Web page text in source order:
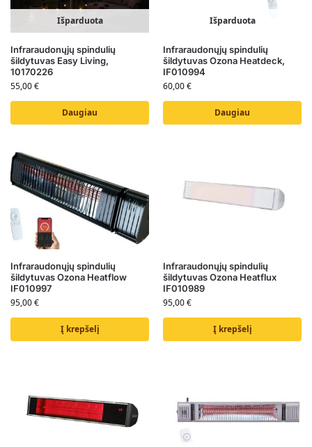
Išparduota
Infraraudonųjų spindulių
šildytuvas Easy Living,
10170226
55,00€
Daugiau
Išparduota
Infraraudonųjų spindulių
šildytuvas Ozona Heatdeck,
IF010994
60,00€
Daugiau
Infraraudonųjų spindulių
šildytuvas Ozona Heatflow
IF010997
95,00€
Į krepšelį
Infraraudonųjų spindulių
šildytuvas Ozona Heatflux
IF010989
95,00€
Į krepšelį